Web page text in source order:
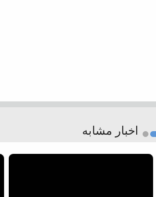
اخبار مشابه